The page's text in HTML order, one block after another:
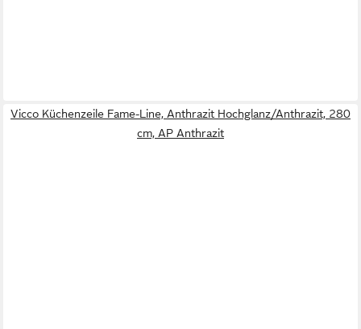
Vicco Küchenzeile Fame-Line, Anthrazit Hochglanz/Anthrazit, 280
cm, AP Anthrazit